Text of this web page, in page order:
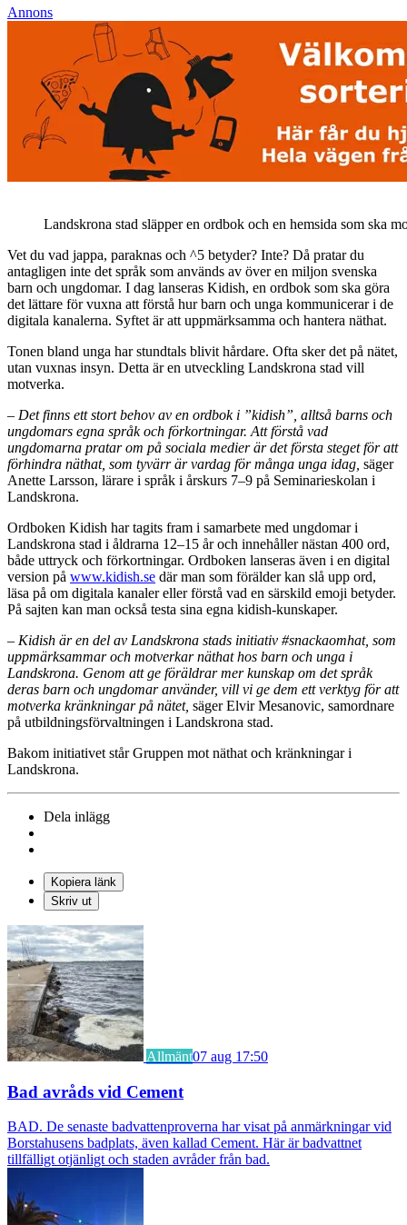
Annons
Landskrona stad släpper en ordbok och en hemsida som ska
Vet du vad jappa, paraknas och ^5 betyder? Inte? Då pratar du
antagligen inte det språk som används av över en miljon svenska
barn och ungdomar. I dag lanseras Kidish, en ordbok som ska göra
det lättare för vuxna att förstå hur barn och unga kommunicerar i de
digitala kanalerna. Syftet är att uppmärksamma och hantera näthat.
Tonen bland unga har stundtals blivit hårdare. Ofta sker det på nätet,
utan vuxnas insyn. Detta är en utveckling Landskrona stad vill
motverka.
– Det finns ett stort behov av en ordbok i ”kidish”, alltså barns och
ungdomars egna språk och förkortningar. Att förstå vad
ungdomarna pratar om på sociala medier är det första steget för att
förhindra näthat, som tyvärr är vardag för många unga idag, säger
Anette Larsson, lärare i språk i årskurs 7–9 på Seminarieskolan i
Landskrona.
Ordboken Kidish har tagits fram i samarbete med ungdomar i
Landskrona stad i åldrarna 12–15 år och innehåller nästan 400 ord,
både uttryck och förkortningar. Ordboken lanseras även i en digital
version på www.kidish.se där man som förälder kan slå upp ord,
läsa på om digitala kanaler eller förstå vad en särskild emoji betyder.
På sajten kan man också testa sina egna kidish-kunskaper.
– Kidish är en del av Landskrona stads initiativ #snackaomhat, som
uppmärksammar och motverkar näthat hos barn och unga i
Landskrona. Genom att ge föräldrar mer kunskap om det språk
deras barn och ungdomar använder, vill vi ge dem ett verktyg för att
motverka kränkningar på nätet, säger Elvir Mesanovic, samordnare
på utbildningsförvaltningen i Landskrona stad.
Bakom initiativet står Gruppen mot näthat och kränkningar i
Landskrona.
Dela inlägg
Kopiera länk
Skriv ut
Allmänt07 aug 17:50
Bad avråds vid Cement
BAD. De senaste badvattenproverna har visat på anmärkningar vid
Borstahusens badplats, även kallad Cement. Här är badvattnet
tillfälligt otjänligt och staden avråder från bad.